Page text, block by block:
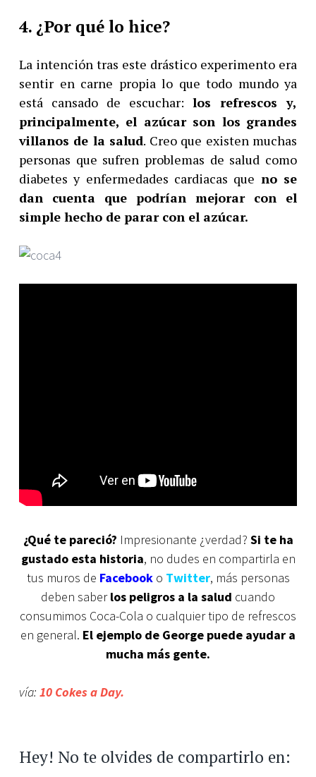
4. ¿Por qué lo hice?
La intención tras este drástico experimento era
sentir en carne propia lo que todo mundo ya
está cansado de escuchar: los refrescos y,
principalmente, el azúcar son los grandes
villanos de la salud. Creo que existen muchas
personas que sufren problemas de salud como
diabetes y enfermedades cardiacas que no se
dan cuenta que podrían mejorar con el
simple hecho de parar con el azúcar.
¿Qué te pareció? Impresionante ¿verdad? Si te ha
gustado esta historia, no dudes en compartirla en
tus muros de Facebook o Twitter, más personas
deben saberlos peligros a la salud cuando
consumimos Coca-Cola o cualquier tipo de refrescos
en general. El ejemplo de George puede ayudar a
mucha más gente.
vía: 10 Cokes a Day.
Hey! No te olvides de compartirlo en: